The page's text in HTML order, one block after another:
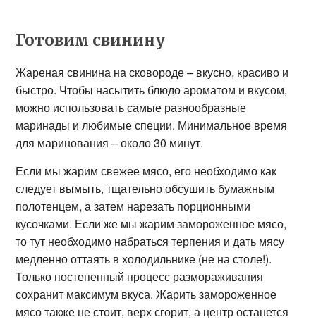
Готовим свинину
Жареная свинина на сковороде – вкусно, красиво и
быстро. Чтобы насытить блюдо ароматом и вкусом,
можно использовать самые разнообразные
маринады и любимые специи. Минимальное время
для маринования – около 30 минут.
Если мы жарим свежее мясо, его необходимо как
следует вымыть, тщательно обсушить бумажным
полотенцем, а затем нарезать порционными
кусочками. Если же мы жарим замороженное мясо,
то тут необходимо набраться терпения и дать мясу
медленно оттаять в холодильнике (не на столе!).
Только постепенный процесс размораживания
сохранит максимум вкуса. Жарить замороженное
мясо также не стоит, верх сгорит, а центр останется